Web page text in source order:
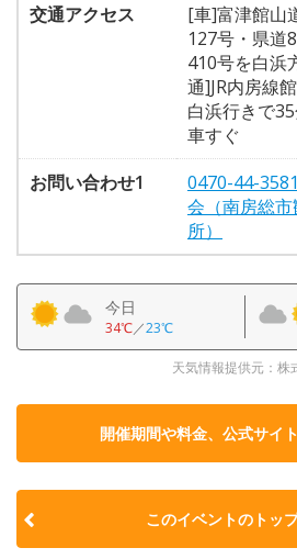
交通アクセス
[車]富津館山
127号・県道
410号を白浜
通]JR内房線
白浜行きで
車すぐ
お問い合わせ1
0470-44-
会（南房総
所）
今日
34℃／23℃
天気情報提供元：株
開催期間や料金、公式サイ
このイベントのトッ